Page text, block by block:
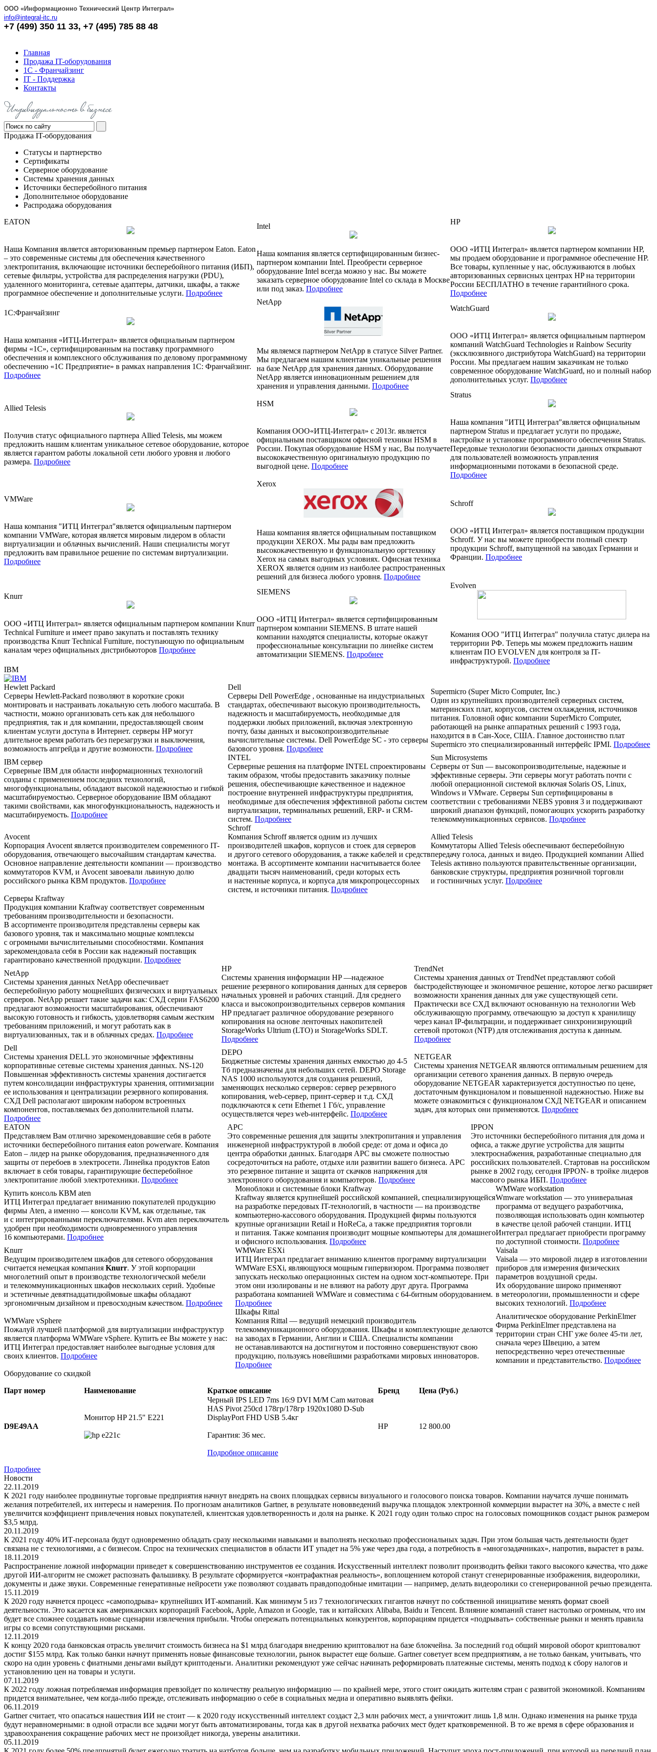
OOO «Информационно Технический Центр Интеграл»
info@integral-itc.ru
+7 (499) 350 11 33, +7 (495) 785 88 48
Главная
Продажа IT-оборудования
1С - Франчайзинг
IT - Поддержка
Контакты
Продажа IT-оборудования
Статусы и партнерство
Сертификаты
Серверное оборудование
Системы хранения данных
Источники бесперебойного питания
Дополнительное оборудование
Распродажа оборудования
EATON
Наша Компания является авторизованным премьер партнером Eaton. Eaton
– это современные системы для обеспечения качественного
электропитания, включающие источники бесперебойного питания (ИБП),
сетевые фильтры, устройства для распределения нагрузки (PDU),
удаленного мониторинга, сетевые адаптеры, датчики, шкафы, а также
программное обеспечение и дополнительные услуги. Подробнее
Intel
Наша компания является сертифицированным бизнес-
партнером компании Intel. Преобрести серверное
оборудование Intel всегда можно у нас. Вы можете
заказать серверное оборудование Intel со склада в Москве
или под заказ. Подробнее
HP
ООО «ИТЦ Интеграл» является партнером компании HP,
мы продаем оборудование и программное обеспечение HP.
Все товары, купленные у нас, обслуживаются в любых
авторизованных сервисных центрах HP на территории
России БЕСПЛАТНО в течение гарантийного срока.
Подробнее
1С:Франчайзинг
Наша компания «ИТЦ-Интеграл» является официальным партнером
фирмы «1С», сертифицированным на поставку программного
обеспечения и комплексного обслуживания по деловому программному
обеспечению «1С Предприятие» в рамках направления 1С: Франчайзинг.
Подробнее
NetApp
Мы являемся партнером NetApp в статусе Silver Partner.
Мы предлагаем нашим клиентам уникальные решения
на базе NetApp для хранения данных. Оборудование
NetApp является инновационным решением для
хранения и управления данными. Подробнее
WatchGuard
ООО «ИТЦ Интеграл» является официальным партнером
компаний WatchGuard Technologies и Rainbow Security
(эксклюзивного дистрибутора WatchGuard) на территории
России. Мы предлагаем нашим заказчикам не только
современное оборудование WatchGuard, но и полный набор
дополнительных услуг. Подробнее
Allied Telesis
Получив статус официального партнера Allied Telesis, мы можем
предложить нашим клиентам уникальное сетевое оборудование, которое
является гарантом работы локальной сети любого уровня и любого
размера. Подробнее
HSM
Компания ООО«ИТЦ-Интеграл» с 2013г. является
официальным поставщиком офисной техники HSM в
России. Покупая оборудование HSM у нас, Вы получаете
высококачественную оригинальную продукцию по
выгодной цене. Подробнее
Stratus
Наша компания "ИТЦ Интеграл"является официальным
партнером Stratus и предлагает услуги по продаже,
настройке и установке программного обеспечения Stratus.
Передовые технологии безопасности данных открывают
для пользователей возможность управления
информационными потоками в безопасной среде.
Подробнее
VMWare
Наша компания "ИТЦ Интеграл"является официальным партнером
компании VMWare, которая является мировым лидером в области
виртуализации и облачных вычислений. Наши специалисты могут
предложить вам правильное решение по системам виртуализации.
Подробнее
Xerox
Наша компания является официальным поставщиком
продукции XEROX. Мы рады вам предложить
высококачественную и функциональную оргтехнику
Xerox на самых выгодных условиях. Офисная техника
XEROX является одним из наиболее распространенных
решений для бизнеса любого уровня. Подробнее
Schroff
ООО «ИТЦ Интеграл» является поставщиком продукции
Schroff. У нас вы можете приобрести полный спектр
продукции Schroff, выпущенной на заводах Германии и
Франции. Подробнее
Knurr
ООО «ИТЦ Интеграл» является официальным партнером компании Knurr
Technical Furniture и имеет право закупать и поставлять технику
производства Knurr Technical Furniture, поступающую по официальным
каналам через официальных дистрибьюторов Подробнее
SIEMENS
ООО «ИТЦ Интеграл» является сертифицированным
партнером компании SIEMENS. В штате нашей
компании находятся специалисты, которые окажут
профессиональные консультации по линейке систем
автоматизации SIEMENS. Подробнее
Evolven
Комания ООО "ИТЦ Интеграл" получила статус дилера на
территории РФ. Теперь мы можем предложить нашим
клиентам ПО EVOLVEN для контроля за IT-
инфраструктурой. Подробнее
IBM
Hewlett Packard
Cерверы Hewlett-Packard позволяют в короткие сроки
монтировать и настраивать локальную сеть любого масштаба. В
частности, можно организовать сеть как для небольшого
предприятия, так и для компании, предоставляющей своим
клиентам услуги доступа в Интернет. серверы HP могут
длительное время работать без перезагрузки и выключения,
возможность апгрейда и другие возмоности. Подробнее
Dell
Серверы Dell PowerEdge , основанные на индустриальных
стандартах, обеспечивают высокую производительность,
надежность и масштабируемость, необходимые для
поддержки любых приложений, включая электронную
почту, базы данных и высокопроизводительные
вычислительные системы. Dell PowerEdge SC - это серверы
базового уровня. Подробнее
Supermicro (Super Micro Computer, Inc.)
Один из крупнейших производителей серверных систем,
материнских плат, корпусов, систем охлаждения, источников
питания. Головной офис компании SuperMicro Computer,
работающей на рынке аппаратных решений с 1993 года,
находится в в Сан-Хосе, США. Главное достоинство плат
Supermicro это специализированный интерфейс IPMI. Подробнее
IBM сервер
Серверные IBM для области информационных технологий
созданы с применением последних технологий,
многофункциональны, обладают высокой надежностью и гибкой
масштабируемостью. Серверное оборудование IBM обладают
такими свойствами, как многофункциональность, надежность и
масштабируемость. Подробнее
INTEL
Серверные решения на платформе INTEL спроектированы
таким образом, чтобы предоставить заказчику полные
решения, обеспечивающие качественное и надежное
построение внутренней инфраструктуры предприятия,
необходимые для обеспечения эффективной работы систем
виртуализации, терминальных решений, ERP- и CRM-
систем. Подробнее
Sun Microsystems
Серверы от Sun — высокопроизводительные, надежные и
эффективные серверы. Эти серверы могут работать почти с
любой операционной системой включая Solaris OS, Linux,
Windows и VMware. Серверы Sun сертифицированы в
соответствии с требованиями NEBS уровня 3 и поддерживают
широкий диапазон функций, помогающих ускорить разработку
телекоммуникационных сервисов. Подробнее
Avocent
Корпорация Avocent является производителем современного IT-
оборудования, отвечающего высочайшим стандартам качества.
Основное направление деятельности компании — производство
коммутаторов KVM, и Avocent завоевали львиную долю
российского рынка КВМ продуктов. Подробнее
Schroff
Компания Schroff является одним из лучших
производителей шкафов, корпусов и стоек для серверов
и другого сетевого оборудования, а также кабелей и средств
монтажа. В ассортименте компании насчитывается более
двадцати тысяч наименований, среди которых есть
и настенные корпуса, и корпуса для микропроцессорных
систем, и источники питания. Подробнее
Allied Telesis
Коммутаторы Allied Telesis обеспечивают бесперебойную
передачу голоса, данных и видео. Продукцией компании Allied
Telesis активно пользуются правительственные организации,
банковские структуры, предприятия розничной торговли
и гостиничных услуг. Подробнее
Серверы Kraftway
Продукция компании Kraftway соответствует современным
требованиям производительности и безопасности.
В ассортименте производителя представлены серверы как
базового уровня, так и максимально мощные комплексы
с огромными вычислительными способностями. Компания
зарекомендовала себя в России как надежный поставщик
гарантировано качественной продукции. Подробнее
NetApp
Системы хранения данных NetApp обеспечивает
бесперебойную работу мощнейших физических и виртуальных
серверов. NetApp решает такие задачи как: СХД серии FAS6200
предлагают возможности масштабирования, обеспечивают
высокую готовность и гибкость, удовлетворяя самым жестким
требованиям приложений, и могут работать как в
виртуализованных, так и в облачных средах. Подробнее
HP
Системы хранения информации HP —надежное
решение резервного копирования данных для серверов
начальных уровней и рабочих станций. Для среднего
класса и высокопроизводительных серверов компания
HP предлагает различное оборудование резервного
копирования на основе ленточных накопителей
StorageWorks Ultrium (LTO) и StorageWorks SDLT.
Подробнее
TrendNet
Системы хранения данных от TrendNet представляют собой
быстродействующее и экономичное решение, которое легко расширяет
возможности хранения данных для уже существующей сети.
Практически все СХД включают основанную на технологии Web
обслуживающую программу, отвечающую за доступ к хранилищу
через канал IP-фильтрации, и поддерживает синхронизирующий
сетевой протокол (NTP) для отслеживания доступа к данным.
Подробнее
Dell
Системы хранения DELL это экономичные эффективны
корпоративные сетевые системы хранения данных. NS-120
Повышенная эффективность системы хранения достигается
путем консолидации инфраструктуры хранения, оптимизации
ее использования и централизации резервного копирования.
СХД Dell располагают широким набором встроенных
компонентов, поставляемых без дополнительной платы.
Подробнее
DEPO
Бюджетные системы хранения данных емкостью до 4-5
Тб предназначены для небольших сетей. DEPO Storage
NAS 1000 используются для создания решений,
заменяющих несколько серверов: сервер резервного
копирования, web-cервер, принт-сервер и т.д. СХД
подключаются к сети Ethernet 1 Гб/c, управление
осуществляется через web-интерфейс. Подробнее
NETGEAR
Системы хранения NETGEAR являются оптимальным решением для
организации сетевого хранения данных. В первую очередь
оборудование NETGEAR характеризуется доступностью по цене,
достаточным функционалом и повышенной надежностью. Ниже вы
можете ознакомиться с функционалом СХД NETGEAR и описанием
задач, для которых они применяются. Подробнее
EATON
Представляем Вам отлично зарекомендовавшие себя в работе
источники бесперебойного питания eaton powerware. Компания
Eaton – лидер на рынке оборудования, предназначенного для
защиты от перебоев в электросети. Линейка продуктов Eaton
включает в себя товары, гарантирующие бесперебойное
электропитание любой электротехники. Подробнее
APC
Это современные решения для защиты электропитания и управления
инженерной инфраструктурой в любой среде: от дома и офиса до
центра обработки данных. Благодаря APC вы сможете полностью
сосредоточиться на работе, отдыхе или развитии вашего бизнеса. APC
это резервное питание и защита от скачков напряжения для
электронного оборудования и компьютеров. Подробнее
IPPON
Это источники бесперебойного питания для дома и
офиса, а также другие устройства для защиты
электроснабжения, разработанные специально для
российских пользователей. Стартовав на российском
рынке в 2002 году, сегодня IPPON- в тройке лидеров
массового рынка ИБП. Подробнее
Купить консоль КВМ aten
ИТЦ Интеграл предлагает вниманию покупателей продукцию
фирмы Aten, а именно — консоли KVM, как отдельные, так
и с интегрированными переключателями. Kvm aten переключатель
удобрен при необходимости одновременного управления
16 компьютерами. Подробнее
Моноблоки и системные блоки Kraftway
Kraftway является крупнейшей российской компанией, специализирующейся
на разработке передовых IT-технологий, в частности — на производстве
компьютерно-кассового оборудования. Продукцией фирмы пользуются
крупные организации Retail и HoReCa, а также предприятия торговли
и питания. Также компания производит мощные компьютеры для домашнего
и офисного использования. Подробнее
WMWare workstation
Wmware workstation — это универальная
программа от ведущего разработчика,
позволяющая использовать один компьютер
в качестве целой рабочей станции. ИТЦ
Интеграл предлагает приобрести программу
по доступной стоимости. Подробнее
Knurr
Ведущим производителем шкафов для сетевого оборудования
считается немецкая компания Knurr. У этой корпорации
многолетний опыт в производстве технологической мебели
и телекоммуникационных шкафов нескольких серий. Удобные
и эстетичные девятнадцатидюймовые шкафы обладают
эргономичным дизайном и превосходным качеством. Подробнее
WMWare ESXi
ИТЦ Интеграл предлагает вниманию клиентов программу виртуализации
WMWare ESXi, являющуюся мощным гипервизором. Программа позволяет
запускать несколько операционных систем на одном хост-компьютере. При
этом они изолированы и не влияют на работу друг друга. Программа
разработана компанией WMWare и совместима с 64-битным оборудованием.
Подробнее
Vaisala
Vaisala — это мировой лидер в изготовлении
приборов для измерения физических
параметров воздушной среды.
Их оборудование широко применяют
в метеорологии, промышленности и сфере
высоких технологий. Подробнее
WMWare vSphere
Пожалуй лучшей платформой для виртуализации инфраструктур
является платформа WMWare vSphere. Купить ее Вы можете у нас:
ИТЦ Интеграл предоставляет наиболее выгодные условия для
своих клиентов. Подробнее
Шкафы Rittal
Компания Rittal — ведущий немецкий производитель
телекоммуникационного оборудования. Шкафы и комплектующие делаются
на заводах в Германии, Англии и США. Специалисты компании
не останавливаются на достигнутом и постоянно совершенствуют свою
продукцию, пользуясь новейшими разработками мировых инноваторов.
Подробнее
Аналитическое оборудование PerkinElmer
Фирма PerkinElmer представлена на
территории стран СНГ уже более 45-ти лет,
сначала через Швецию, а затем
непосредственно через отечественные
компании и представительство. Подробнее
Оборудование со скидкой
Парт номер Наименование Краткое описание Бренд Цена (Руб.)
D9E49AA
Монитор HP 21.5" E221
Черный IPS LED 7ms 16:9 DVI M/M Cam матовая
HAS Pivot 250cd 178гр/178гр 1920x1080 D-Sub
DisplayPort FHD USB 5.4кг
Гарантия: 36 мес.
Подробное описание
HP 12 800.00
Подробнее
Новости
22.11.2019
К 2021 году наиболее продвинутые торговые предприятия начнут внедрять на своих площадках сервисы визуального и голосового поиска товаров. Компании научатся лучше понимать
желания потребителей, их интересы и намерения. По прогнозам аналитиков Gartner, в результате нововведений выручка площадок электронной коммерции вырастет на 30%, а вместе с ней
увеличится коэффициент привлечения новых покупателей, клиентская удовлетворенность и доля на рынке. К 2021 году один только спрос на голосовых помощников создаст рынок размером
$3,5 млрд.
20.11.2019
К 2021 году 40% ИТ-персонала будут одновременно обладать сразу несколькими навыками и выполнять несколько профессиональных задач. При этом большая часть деятельности будет
связана не с технологиями, а с бизнесом. Спрос на технических специалистов в области ИТ упадет на 5% уже через два года, а потребность в «многозадачниках», напротив, вырастет в разы.
18.11.2019
Распространение ложной информации приведет к совершенствованию инструментов ее создания. Искусственный интеллект позволит производить фейки такого высокого качества, что даже
другой ИИ-алгоритм не сможет распознать фальшивку. В результате сформируется «контрафактная реальность», воплощением которой станут сгенерированные изображения, видеоролики,
документы и даже звуки. Современные генеративные нейросети уже позволяют создавать правдоподобные имитации — например, делать видеоролики со сгенерированной речью президента.
15.11.2019
К 2020 году начнется процесс «самоподрыва» крупнейших ИТ-компаний. Как минимум 5 из 7 технологических гигантов начнут по собственной инициативе менять формат своей
деятельности. Это касается как американских корпораций Facebook, Apple, Amazon и Google, так и китайских Alibaba, Baidu и Tencent. Влияние компаний станет настолько огромным, что им
будет все сложнее создавать новые сценарии извлечения прибыли. Чтобы опережать потенциальных конкурентов, корпорациям придется «подрывать» собственные рынки и менять правила
игры со всеми сопутствующими рисками.
12.11.2019
К концу 2020 года банковская отрасль увеличит стоимость бизнеса на $1 млрд благодаря внедрению криптовалют на базе блокчейна. За последний год общий мировой оборот криптовалют
достиг $155 млрд. Как только банки начнут применять новые финансовые технологии, рынок вырастет еще больше. Gartner советует всем предприятиям, а не только банкам, учитывать, что
скоро на один уровень с фиатными деньгами выйдут криптоденьги. Аналитики рекомендуют уже сейчас начинать реформировать платежные системы, менять подход к сбору налогов и
установлению цен на товары и услуги.
07.11.2019
К 2022 году ложная потребляемая информация превзойдет по количеству реальную информацию — по крайней мере, этого стоит ожидать жителям стран с развитой экономикой. Компаниям
придется внимательнее, чем когда-либо прежде, отслеживать информацию о себе в социальных медиа и оперативно выявлять фейки.
06.11.2019
Gartner считает, что опасаться нашествия ИИ не стоит — к 2020 году искусственный интеллект создаст 2,3 млн рабочих мест, а уничтожит лишь 1,8 млн. Однако изменения на рынке труда
будут неравномерными: в одной отрасли все задачи могут быть автоматизированы, тогда как в другой нехватка рабочих мест будет кратковременной. В то же время в сфере образования и
здравоохранения сокращение рабочих мест не произойдет никогда, уверены аналитики.
05.11.2019